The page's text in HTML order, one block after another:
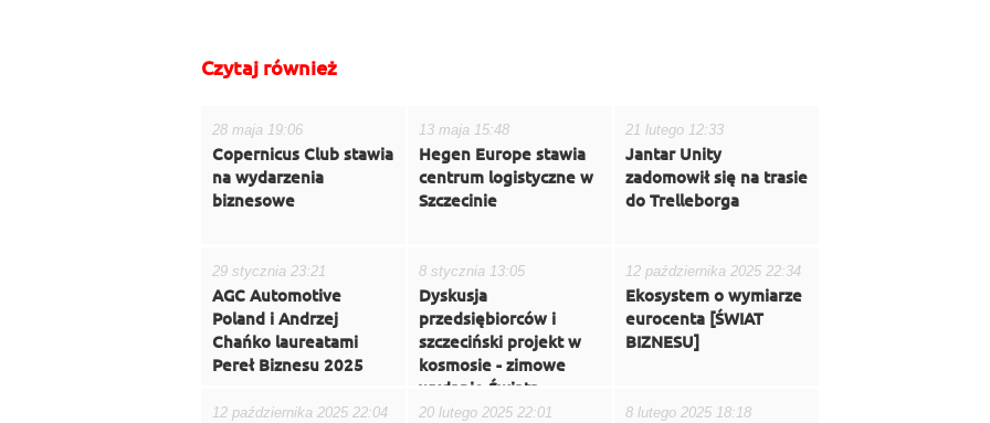
Czytaj również
28 maja 19:06
Copernicus Club stawia
na wydarzenia
biznesowe
13 maja 15:48
Hegen Europe stawia
centrum logistyczne w
Szczecinie
21 lutego 12:33
Jantar Unity
zadomowił się na trasie
do Trelleborga
29 stycznia 23:21
AGC Automotive
Poland i Andrzej
Chańko laureatami
Pereł Biznesu 2025
8 stycznia 13:05
Dyskusja
przedsiębiorców i
szczeciński projekt w
kosmosie - zimowe
wydanie Świata
Biznesu
12 października 2025 22:34
Ekosystem o wymiarze
eurocenta [ŚWIAT
BIZNESU]
12 października 2025 22:04 20 lutego 2025 22:01 8 lutego 2025 18:18